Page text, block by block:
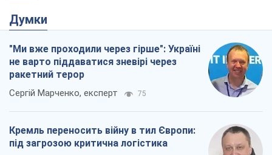
Думки
"Ми вже проходили через гірше": Україні
не варто піддаватися зневірі через
ракетний терор
Сергій Марченко, експерт 75
Кремль переносить війну в тил Європи:
під загрозою критична логістика